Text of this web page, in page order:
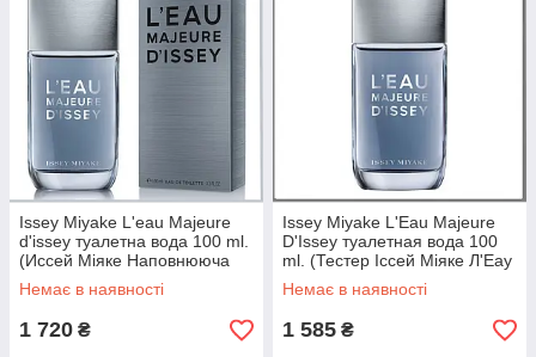
Issey Miyake L'eau Majeure
d'issey туалетна вода 100 ml.
(Иссей Міяке Наповнююча
Єау Мажор Д Иссей)
Немає в наявності
1 720 ₴
Issey Miyake L'Eau Majeure
D'Issey туалетная вода 100
ml. (Тестер Іссей Міяке Л'Еау
Мажор Д`Іссей)
Немає в наявності
1 585 ₴